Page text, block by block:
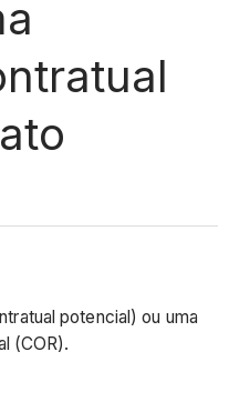
potencial) ou uma
(COR).